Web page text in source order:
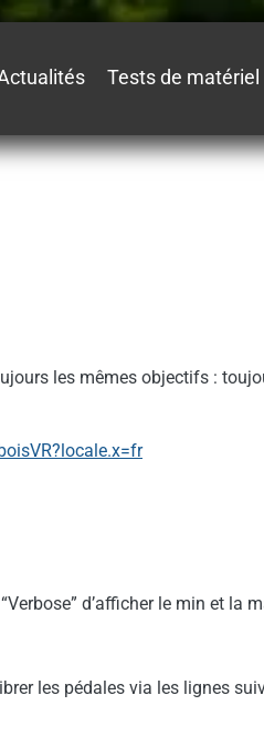
Tests de matériel
les mêmes objectifs :
d’afficher le min et la
les pédales via les lignes